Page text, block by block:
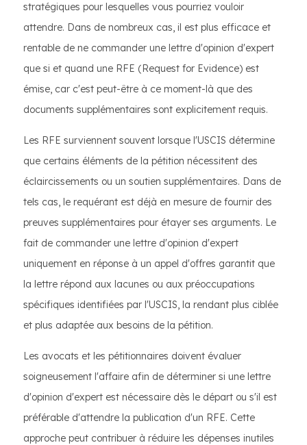
stratégiques pour lesquelles vous pourriez vouloir
attendre. Dans de nombreux cas, il est plus efficace et
rentable de ne commander une lettre d'opinion d'expert
que si et quand une RFE (Request for Evidence) est
émise, car c'est peut-être à ce moment-là que des
documents supplémentaires sont explicitement requis.
Les RFE surviennent souvent lorsque l'USCIS détermine
que certains éléments de la pétition nécessitent des
éclaircissements ou un soutien supplémentaires. Dans de
tels cas, le requérant est déjà en mesure de fournir des
preuves supplémentaires pour étayer ses arguments. Le
fait de commander une lettre d'opinion d'expert
uniquement en réponse à un appel d'offres garantit que
la lettre répond aux lacunes ou aux préoccupations
spécifiques identifiées par l'USCIS, la rendant plus ciblée
et plus adaptée aux besoins de la pétition.
Les avocats et les pétitionnaires doivent évaluer
soigneusement l'affaire afin de déterminer si une lettre
d'opinion d'expert est nécessaire dès le départ ou s'il est
préférable d'attendre la publication d'un RFE. Cette
approche peut contribuer à réduire les dépenses inutiles